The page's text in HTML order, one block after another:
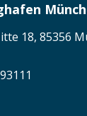
18, 85356